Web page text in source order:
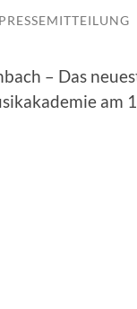
PRESSEMITTEILUNG
– Das
am